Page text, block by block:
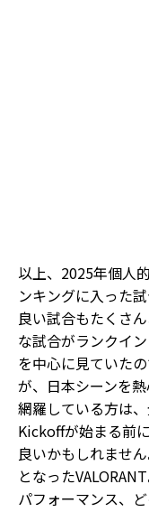
以上、2025年個人
ンキングに入った
良い試合もたくさ
な試合がランクイ
を中心に見ていた
が、日本シーンを
網羅している方は
Kickoffが始まる前
良いかもしれませ
となった
パフォーマンス、